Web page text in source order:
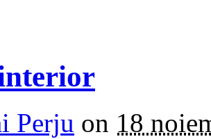
Perju on 18